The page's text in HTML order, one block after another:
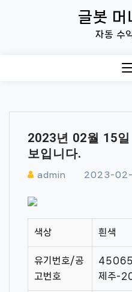
글봇 머
자동 수
2023년 02월 15
보입니다.
admin 2023-
색상 흰색
유기번호/공
고번호
제주-